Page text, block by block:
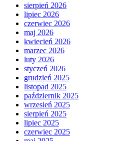
sierpień 2026
lipiec 2026
czerwiec 2026
maj 2026
kwiecień 2026
marzec 2026
luty 2026
styczeń 2026
grudzień 2025
listopad 2025
październik 2025
wrzesień 2025
sierpień 2025
lipiec 2025
czerwiec 2025